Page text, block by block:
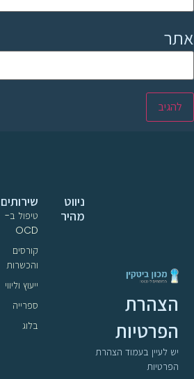
אתר
הצהרת
הפרטיות
יש לעיין בעמוד הצהרת
הפרטיות
שירותים
טיפול ב-
OCD
קורסים
והכשרות
ייעוץ וליווי
ספרייה
בלוג
ניווט
מהיר